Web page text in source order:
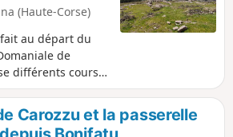
(Haute-Corse)
au départ du
de
différents cours
forêt, et offre une
les montagnes
de Bonifatu.
Carozzu et la passerelle